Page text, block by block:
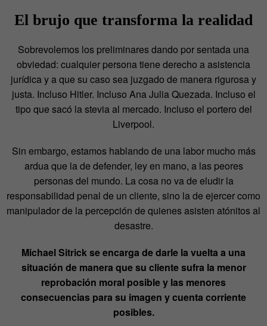
El brujo que transforma la realidad
Sobrevolemos los preliminares dando por sentada una
obviedad: cualquier persona tiene derecho a asistencia
jurídica y a que su caso sea juzgado de manera rigurosa y
justa. Incluso Hitler. Incluso Ana Julia Quezada. Incluso el
tipo que sacó la stevia al mercado. Incluso el portero del
Liverpool.
Sin embargo, estamos hablando de una labor mucho más
ardua que la de defender, ley en mano, a las peores
personas del mundo. La cosa no va de eludir la
responsabilidad penal de un cliente, sino la de ejercer como
manipulador de la percepción de quienes asisten atónitos al
desastre.
Michael Sitrick se encarga de darle la vuelta a una
situación de manera que su cliente sufra la menor
reprobación moral posible y las menores
consecuencias para su imagen y cuenta corriente
posibles.